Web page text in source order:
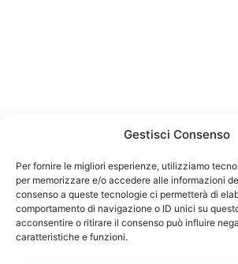
Gestisci Consenso
Per fornire le migliori esperienze, utilizziamo
per memorizzare e/o accedere alle informazioni
consenso a queste tecnologie ci permetterà di
comportamento di navigazione o ID unici su
acconsentire o ritirare il consenso può influire
caratteristiche e funzioni.